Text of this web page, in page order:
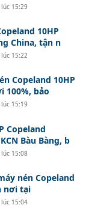
lúc 15:29
10HP
China, tận n
lúc 15:22
Copeland 10HP
100%, bảo
lúc 15:19
Copeland
Bàu Bàng, b
15:08
nén Copeland
nơi tại
lúc 15:04